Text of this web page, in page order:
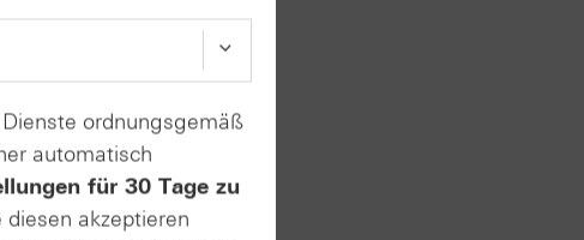
ordnungsgemäß
automatisch
für 30 Tage zu
akzeptieren